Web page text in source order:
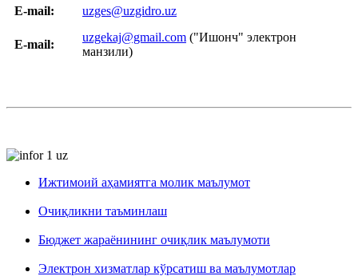
E-mail:
uzges@uzgidro.uz
E-mail:
uzgekaj@gmail.com ("Ишонч" электрон
манзили)
Ижтимоий аҳамиятга молик маълумот
Очиқликни таъминлаш
Бюджет жараёнининг очиқлик маълумоти
Электрон хизматлар кўрсатиш ва маълумотлар